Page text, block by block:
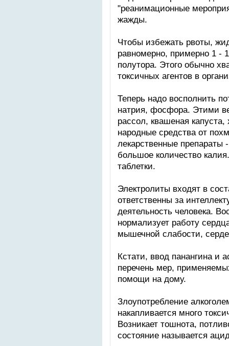
"реанимационные
жажды.
Чтобы избежать рвоты,
равномерно, примерно 1 -
полутора. Этого обычно
токсичных агентов в
Теперь надо восполнить
натрия, фосфора. Этими
рассол, квашеная
народные средства от
лекарственные препараты
большое количество
таблетки.
Электролиты входят в
ответственны за
деятельность человека.
нормализует работу
мышечной слабости,
Кстати, ввод панангина и
перечень мер,
помощи на дому.
Злоупотребление
накапливается много
Возникает тошнота,
состояние называется